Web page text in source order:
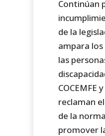
Continúan
de la
ampara
las
COCEMFE
reclaman
de la
promover